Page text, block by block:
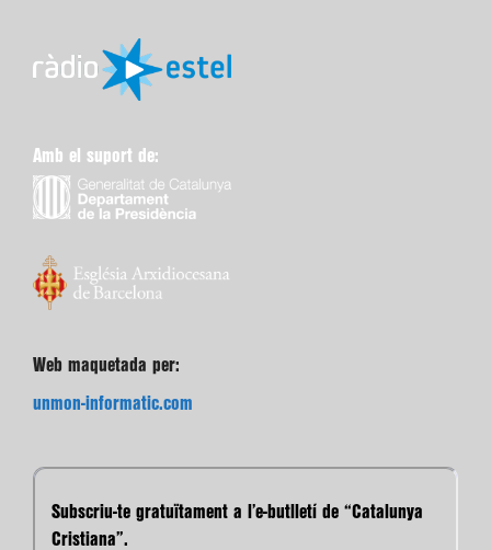
Amb el suport de:
Web maquetada per:
unmon-informatic.com
Subscriu-te gratuïtament a l’e-butlletí de “Catalunya
Cristiana”.